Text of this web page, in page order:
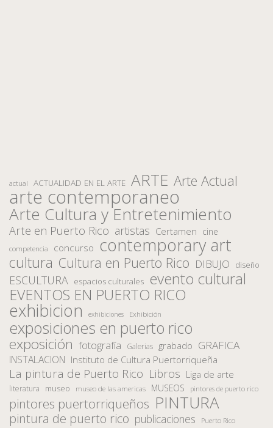
actual ACTUALIDAD EN EL ARTE ARTE Arte Actual
arte contemporaneo
Arte Cultura y Entretenimiento
Arte en Puerto Rico artistas Certamen cine
competencia concurso contemporary art
cultura Cultura en Puerto Rico DIBUJO diseño
ESCULTURA espacios culturales evento cultural
EVENTOS EN PUERTO RICO
exhibicion exhibiciones Exhibición
exposiciones en puerto rico
exposición fotografía Galerias grabado GRAFICA
INSTALACION Instituto de Cultura Puertorriqueña
La pintura de Puerto Rico Libros Liga de arte
literatura museo museo de las americas MUSEOS pintores de puerto rico
pintores puertorriqueños PINTURA
pintura de puerto rico publicaciones Puerto Rico